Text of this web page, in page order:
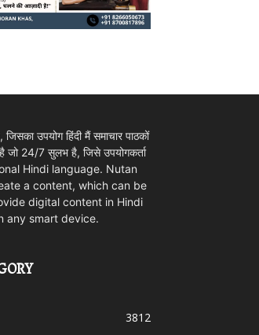
उपयोग हिंदी मैं समाचार पाठकों
जो 24/7 सुलभ है, जिसे उपयोगकर्ता
Hindi language. Nutan
a content, which can be
digital content in Hindi
any smart device.
3812